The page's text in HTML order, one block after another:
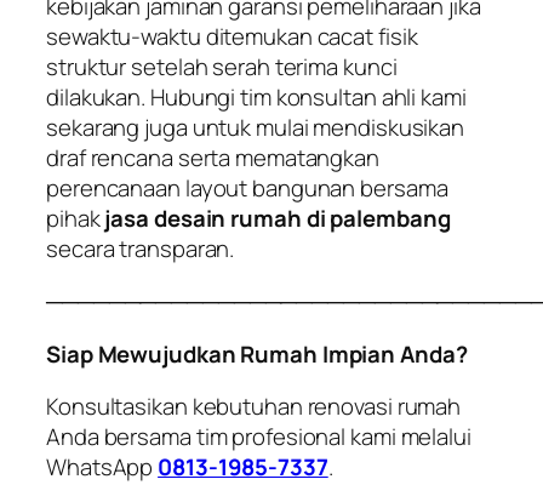
sewaktu-waktu ditemukan cacat fisik
struktur setelah serah terima kunci
dilakukan. Hubungi tim konsultan ahli kami
sekarang juga untuk mulai mendiskusikan
draf rencana serta mematangkan
perencanaan layout bangunan bersama
pihakjasa desain rumah di palembang
secara transparan.
Siap Mewujudkan Rumah Impian Anda?
Konsultasikan kebutuhan renovasi rumah
Anda bersama tim profesional kami melalui
WhatsApp 0813-1985-7337.